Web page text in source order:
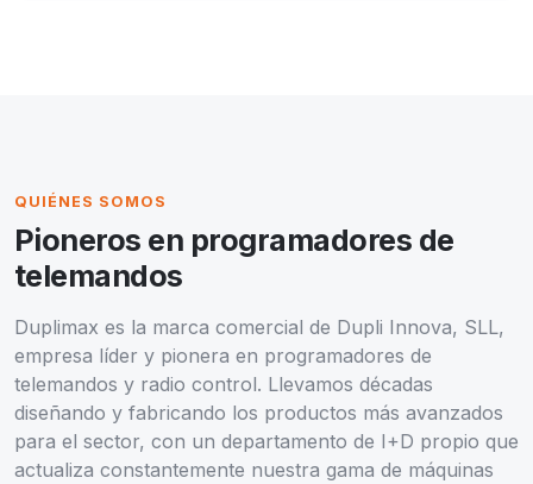
QUIÉNES SOMOS
Pioneros en programadores de
telemandos
Duplimax es la marca comercial de Dupli Innova, SLL,
empresa líder y pionera en programadores de
telemandos y radio control. Llevamos décadas
diseñando y fabricando los productos más avanzados
para el sector, con un departamento de I+D propio que
actualiza constantemente nuestra gama de máquinas